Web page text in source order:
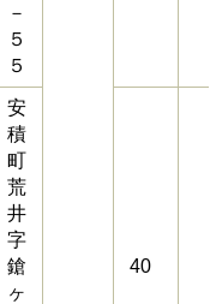
－
５
５
安
積
町
荒
井
字
鎗
ヶ
40